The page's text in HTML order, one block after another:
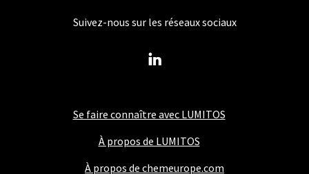
Se faire connaître avec LUMITOS
À propos de LUMITOS
À propos de chemeurope.com
Suivez-nous sur les réseaux sociaux